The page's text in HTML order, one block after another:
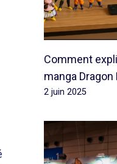
Comment
manga Dragon
2 juin 2025